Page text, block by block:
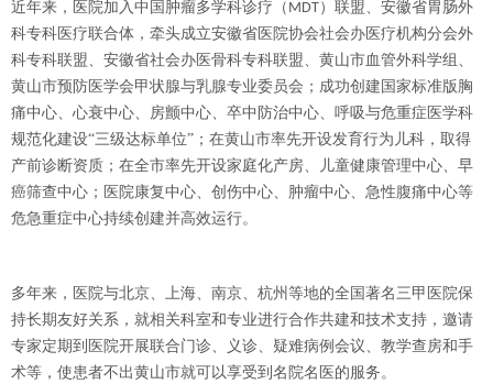
近年来，医院加入中国肿瘤多学科诊疗（ MDT）联盟、安徽省胃肠外
科专科医疗联合体，牵头成立安徽省医院协会社会办医疗机构分会外
科专科联盟、安徽省社会办医骨科专科联盟、黄山市血管外科学组、
黄山市预防医学会甲状腺与乳腺专业委员会；成功创建国家标准版胸
痛中心、心衰中心、房颤中心、卒中防治中心、呼吸与危重症医学科
规范化建设“三级达标单位”；在黄山市率先开设发育行为儿科，取得
产前诊断资质；在全市率先开设家庭化产房、儿童健康管理中心、早
癌筛查中心；医院康复中心、创伤中心、肿瘤中心、急性腹痛中心等
危急重症中心持续创建并高效运行。
多年来，医院与北京、上海、南京、杭州等地的全国著名三甲医院保
持长期友好关系，就相关科室和专业进行合作共建和技术支持，邀请
专家定期到医院开展联合门诊、义诊、疑难病例会议、教学查房和手
术等，使患者不出黄山市就可以享受到名院名医的服务。